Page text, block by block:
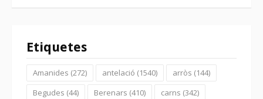
Etiquetes
Amanides (272) antelació (1540) arròs (144)
Begudes (44) Berenars (410) carns (342)